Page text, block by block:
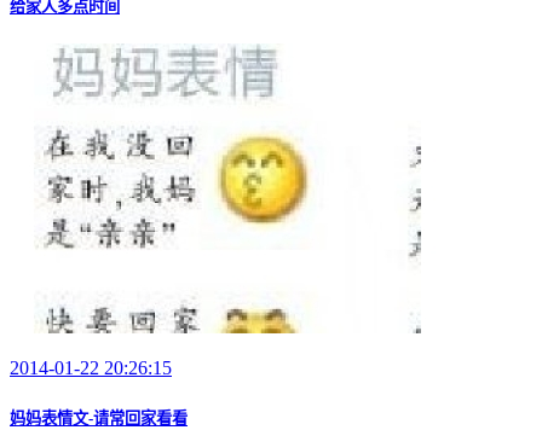
给家人多点时间
2014-01-22 20:26:15
妈妈表情文-请常回家看看